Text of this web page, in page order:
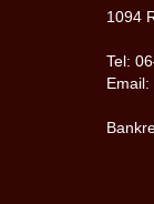
1094
Tel: